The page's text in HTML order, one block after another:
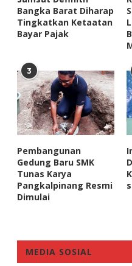
KPK dan PPATK Diminta
Dugaan Dana KLB...
Bangka Barat Diharap
Tingkatkan Ketaatan
Bayar Pajak
3
Pembangunan
Gedung Baru SMK
Tunas Karya
Pangkalpinang Resmi
Dimulai
MEDIA SOSIAL